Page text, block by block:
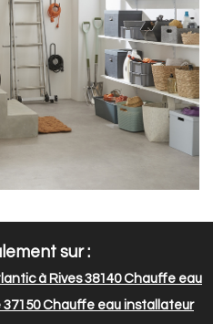
sur :
à Rives 38140Chauffe eau
Chauffe eau installateur